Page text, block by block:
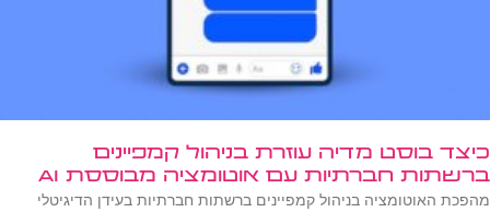
כיצד בוסט מדיה עוזרת בניהול קמפיינים
ברשתות חברתיות עם אוטומציה מבוססת AI
מהפכת האוטומציה בניהול קמפיינים ברשתות חברתיות בעידן הדיגיטלי